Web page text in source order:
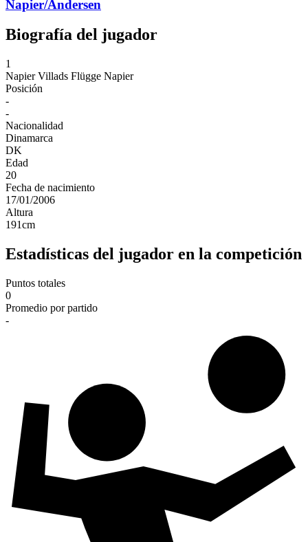
Napier/Andersen
Biografía del jugador
1
Napier Villads Flügge Napier
Posición
-
-
Nacionalidad
Dinamarca
DK
Edad
20
Fecha de nacimiento
17/01/2006
Altura
191cm
Estadísticas del jugador en la competición
Puntos totales
0
Promedio por partido
-